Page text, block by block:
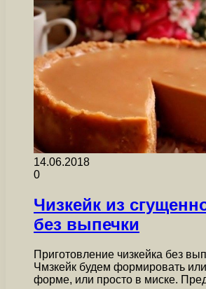
14.06.2018
0
Чизкейк из
без выпечки
Приготовление чизкейка без
Чмзкейк будем формировать
форме, или просто в миске.